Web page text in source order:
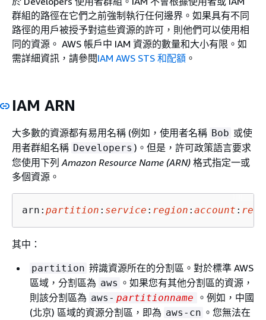
群組的路徑在它們之前強制執行任何邊界。如果具有不同
路徑的用戶被授予對這些資源的許可，則他們可以使用相
同的資源。 AWS 帳戶中 IAM 資源的數量和大小有限。如
需詳細資訊，請參閱IAM AWS STS 和配額 。
IAM ARN
大多數的資源都有易用名稱 (例如，使用者名稱 Bob 或使
用者群組名稱 Developers )。但是，許可政策語言要求
您使用下列Amazon Resource Name (ARN) 格式指定一或
多個資源。
arn: partition : service : region : account :
其中：
partition 辨識資源所在的分割區。對於標準 AWS
區域，分割區為 aws 。如果您有其他分割區的資源，
則該分割區為 aws- partitionname
。例如，中國
(北京) 區域的資源分割區，即為 aws-cn 。您無法在